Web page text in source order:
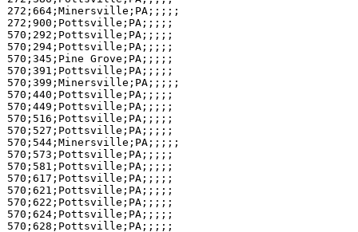
272;664;Minersville;PA;;;;;
272;900;Pottsville;PA;;;;;
570;292;Pottsville;PA;;;;;
570;294;Pottsville;PA;;;;;
570;345;Pine Grove;PA;;;;;
570;391;Pottsville;PA;;;;;
570;399;Minersville;PA;;;;;
570;440;Pottsville;PA;;;;;
570;449;Pottsville;PA;;;;;
570;516;Pottsville;PA;;;;;
570;527;Pottsville;PA;;;;;
570;544;Minersville;PA;;;;;
570;573;Pottsville;PA;;;;;
570;581;Pottsville;PA;;;;;
570;617;Pottsville;PA;;;;;
570;621;Pottsville;PA;;;;;
570;622;Pottsville;PA;;;;;
570;624;Pottsville;PA;;;;;
570;628;Pottsville;PA;;;;;